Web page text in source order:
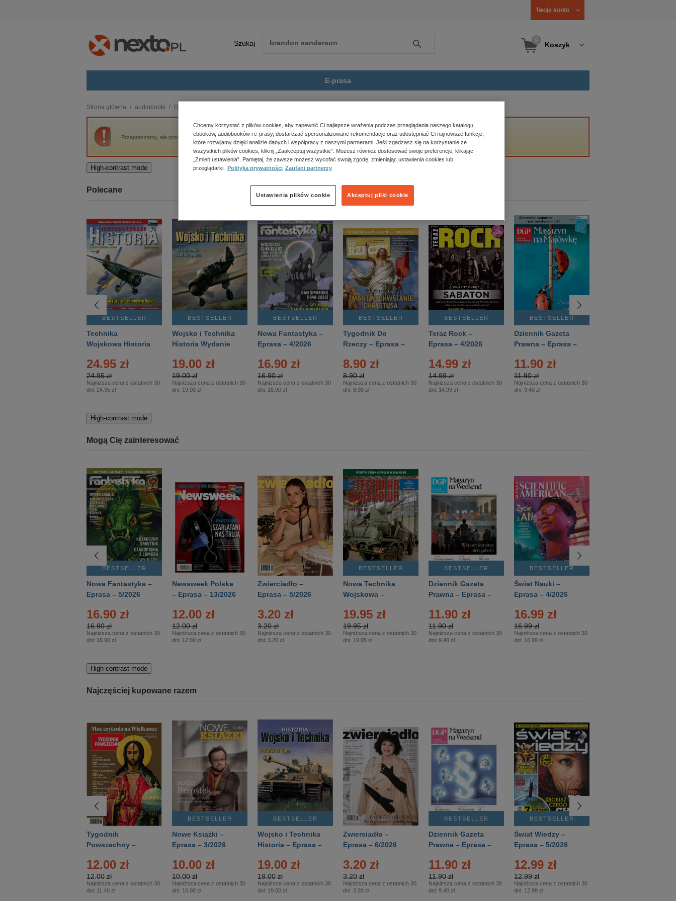
Twoje konto
Szukaj Szukaj Koszyk
E-prasa
budownictwo, aranżacja wnętrz
biznesowe, branżowe, gospodarka
darmowe wydania
edukacja
kobiece, lifestyle, kultura
polityka, społeczno-informacyjne
psychologiczne
inne
popularno-naukowe
historia
zdrowie
religie
Strona główna audiobooki Dla dzieci i młodzieży
Przepraszamy, ale produkt „Angelfall Tom 2: Penryn i świat po. Angelfall. Tom 2” nie jest dostępny.
High-contrast mode
Polecane
BESTSELLER
Technika
Wojskowa Historia
24.95 zł
24.95 zł
Najniższa cena z ostatnich 30
dni: 24.95 zł
BESTSELLER
Wojsko i Technika
Historia Wydanie
– 2/2026
19.00 zł
19.00 zł
Najniższa cena z ostatnich 30
dni: 19.00 zł
BESTSELLER
Nowa Fantastyka –
Eprasa – 4/2026
16.90 zł
16.90 zł
Najniższa cena z ostatnich 30
dni: 16.90 zł
BESTSELLER
Tygodnik Do
Rzeczy – Eprasa –
8.90 zł
8.90 zł
Najniższa cena z ostatnich 30
dni: 8.90 zł
BESTSELLER
Teraz Rock –
Eprasa – 4/2026
14.99 zł
14.99 zł
Najniższa cena z ostatnich 30
dni: 14.99 zł
BESTSELLER
Dziennik Gazeta
Prawna – Eprasa –
11.90 zł
11.90 zł
Najniższa cena z ostatnich 30
dni: 9.40 zł
High-contrast mode
Mogą Cię zainteresować
BESTSELLER
Nowa Fantastyka –
Eprasa – 5/2026
16.90 zł
16.90 zł
Najniższa cena z ostatnich 30
dni: 16.90 zł
Newsweek Polska
– Eprasa – 13/2026
12.00 zł
12.00 zł
Najniższa cena z ostatnich 30
dni: 12.00 zł
Zwierciadło –
Eprasa – 5/2026
3.20 zł
3.20 zł
Najniższa cena z ostatnich 30
dni: 3.20 zł
BESTSELLER
Nowa Technika
Wojskowa –
19.95 zł
19.95 zł
Najniższa cena z ostatnich 30
dni: 19.95 zł
BESTSELLER
Dziennik Gazeta
Prawna – Eprasa –
11.90 zł
11.90 zł
Najniższa cena z ostatnich 30
dni: 9.40 zł
BESTSELLER
Świat Nauki –
Eprasa – 4/2026
16.99 zł
16.99 zł
Najniższa cena z ostatnich 30
dni: 16.99 zł
High-contrast mode
Najczęściej kupowane razem
Tygodnik
Powszechny –
12.00 zł
12.00 zł
Najniższa cena z ostatnich 30
dni: 11.40 zł
BESTSELLER
Nowe Książki –
Eprasa – 3/2026
10.00 zł
10.00 zł
Najniższa cena z ostatnich 30
dni: 10.00 zł
BESTSELLER
Wojsko i Technika
Historia – Eprasa –
19.00 zł
19.00 zł
Najniższa cena z ostatnich 30
dni: 19.00 zł
Zwierciadło –
Eprasa – 6/2026
3.20 zł
3.20 zł
Najniższa cena z ostatnich 30
dni: 3.20 zł
BESTSELLER
Dziennik Gazeta
Prawna – Eprasa –
11.90 zł
11.90 zł
Najniższa cena z ostatnich 30
dni: 9.40 zł
BESTSELLER
Świat Wiedzy –
Eprasa – 5/2026
12.99 zł
12.99 zł
Najniższa cena z ostatnich 30
dni: 12.99 zł
Chcemy korzystać z plików cookies, aby zapewnić Ci najlepsze wrażenia podczas przeglądania naszego katalogu
ebooków, audiobooków i e-prasy, dostarczać spersonalizowane rekomendacje oraz udostępniać Ci najnowsze funkcje,
które rozwijamy dzięki analizie danych i współpracy z naszymi partnerami. Jeśli zgadzasz się na korzystanie ze
wszystkich plików cookies, kliknij „Zaakceptuj wszystkie”. Możesz również dostosować swoje preferencje, klikając
„Zmień ustawienia”. Pamiętaj, że zawsze możesz wycofać swoją zgodę, zmieniając ustawienia cookies lub
przeglądarki.
Polityka prywatności Zaufani partnerzy
Akceptuj pliki cookie
Ustawienia plików cookie